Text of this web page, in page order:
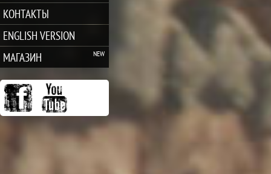
КОНТАКТЫ
ENGLISH VERSION
МАГАЗИН